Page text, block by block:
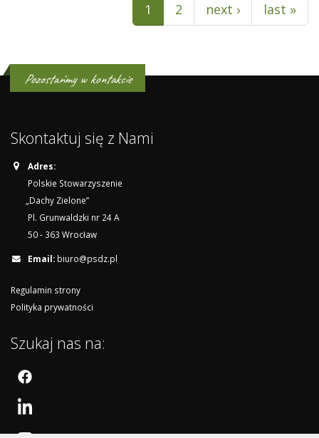
1 2 next › last »
Pozostańmy w kontakcie
Skontaktuj się z Nami
Adres:
Polskie Stowarzyszenie
„Dachy Zielone”
Pl. Grunwaldzki nr 24 A
50 - 363 Wrocław
Email: biuro@psdz.pl
Regulamin strony
Polityka prywatności
Szukaj nas na: